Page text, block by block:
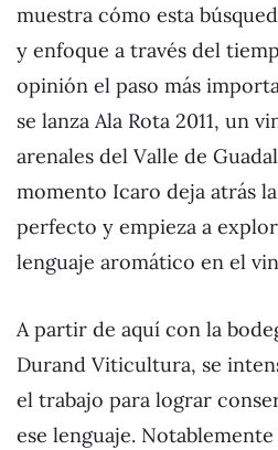
muestra cómo esta
y enfoque a través del
opinión el paso más
se lanza Ala Rota 2011, un
arenales del Valle de
momento Icaro deja atrás
perfecto y empieza a
lenguaje aromático en el
A partir de aquí con la
Durand Viticultura, se
el trabajo para lograr
ese lenguaje.